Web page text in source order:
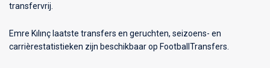
transfervrij.
Emre Kılınç laatste transfers en geruchten, seizoens- en
carrièrestatistieken zijn beschikbaar op FootballTransfers.